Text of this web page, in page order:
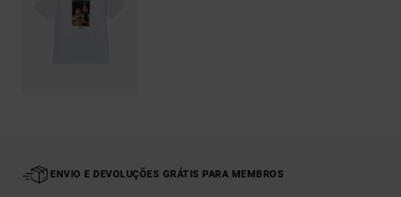
ENVIO E DEVOLUÇÕES GRÁTIS PARA MEMBROS